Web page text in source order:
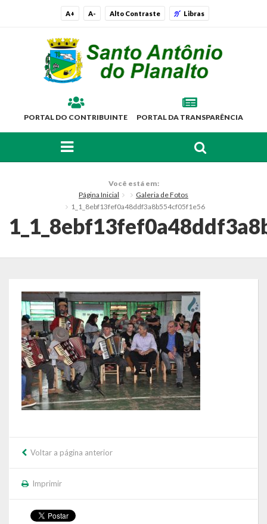
A+ A- Alto Contraste Libras
PORTAL DO CONTRIBUINTE PORTAL DA TRANSPARÊNCIA
Localização
Administração
Administrações Anteriores
Secretarias
Estrutura e Competências
Educação e Cultura
Desenvolvimento, Indústria, Comércio, Turismo, Trânsito e
Você está em:
Página Inicial
Galeria de Fotos
1_1_8ebf13fef0a48ddf3a8b554cf05f1e56
Voltar a página anterior
Imprimir